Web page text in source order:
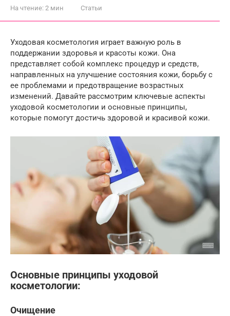
На чтение: 2 мин Статьи
Уходовая косметология играет важную роль в
поддержании здоровья и красоты кожи. Она
представляет собой комплекс процедур и средств,
направленных на улучшение состояния кожи, борьбу с
ее проблемами и предотвращение возрастных
изменений. Давайте рассмотрим ключевые аспекты
уходовой косметологии и основные принципы,
которые помогут достичь здоровой и красивой кожи.
Основные принципы уходовой
косметологии:
Очищение